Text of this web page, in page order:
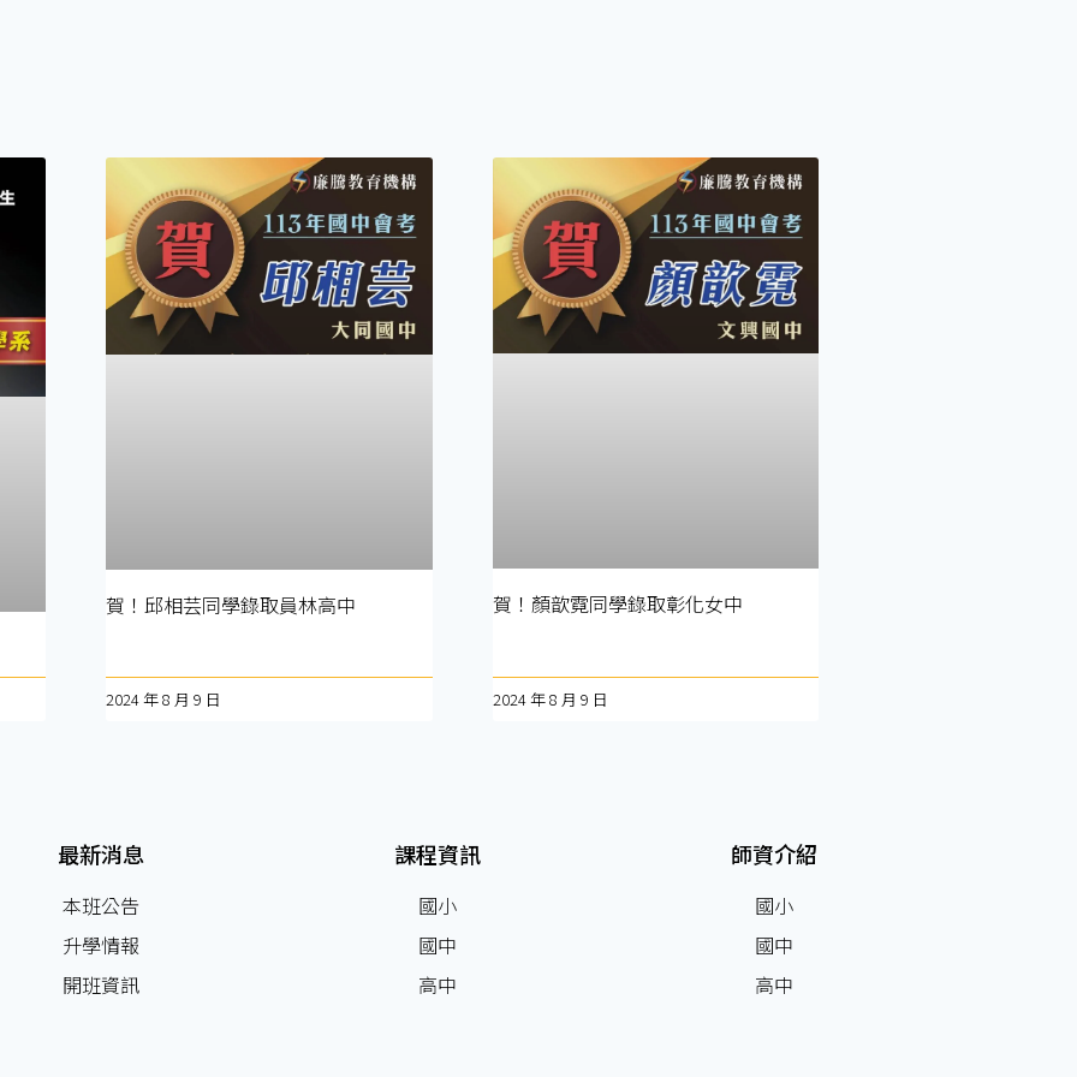
賀！邱相芸同學錄取員林高中
2024 年 8 月 9 日
賀！顏歆霓同學錄取彰化女中
2024 年 8 月 9 日
最新消息
本班公告
升學情報
開班資訊
課程資訊
國小
國中
高中
師資介紹
國小
國中
高中